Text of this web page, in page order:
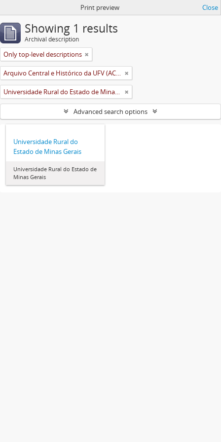
Print preview Close
Showing 1 results
Archival description
Only top-level descriptions
Arquivo Central e Histórico da UFV (ACH-UFV)
Universidade Rural do Estado de Minas Gerais (Uremg)
Advanced search options
Universidade Rural do
Estado de Minas Gerais
Universidade Rural do Estado de
Minas Gerais